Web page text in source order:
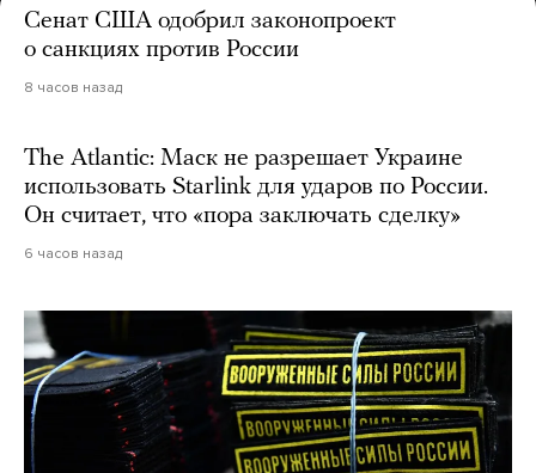
Сенат США одобрил законопроект
о санкциях против России
8 часов назад
The Atlantic: Маск не разрешает Украине
использовать Starlink для ударов по России.
Он считает, что «пора заключать сделку»
6 часов назад